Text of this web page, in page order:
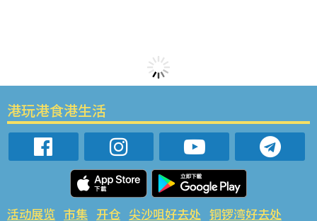
港玩港食港生活
活动展览 市集 开仓 尖沙咀好去处 铜锣湾好去处